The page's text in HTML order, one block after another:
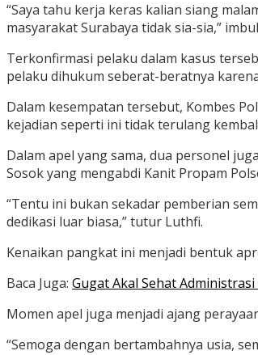
“Saya tahu kerja keras kalian siang
masyarakat Surabaya tidak sia-sia,”
Terkonfirmasi pelaku dalam kasus
pelaku dihukum seberat-beratnya
Dalam kesempatan tersebut, Kombes
kejadian seperti ini tidak terulang
Dalam apel yang sama, dua personel
Sosok yang mengabdi Kanit Propam
“Tentu ini bukan sekadar pemberian
dedikasi luar biasa,” tutur Luthfi.
Kenaikan pangkat ini menjadi bentuk
Baca Juga: Gugat Akal Sehat
Momen apel juga menjadi ajang
“Semoga dengan bertambahnya usia,